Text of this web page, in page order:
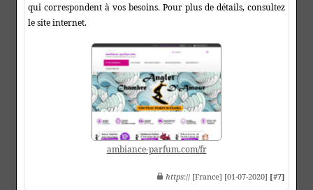
qui correspondent à vos besoins. Pour plus de détails, consultez
le site internet.
ambiance-parfum.com/fr
https:// [France] [01-07-2020] [#7]